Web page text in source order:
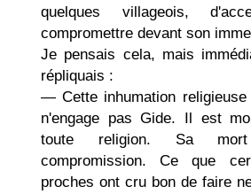
quelques villageois,
compromettre devant son
Je pensais cela, mais
répli­quais :
— Cette inhumation religieuse
n'engage pas Gide. Il est
toute religion. Sa
compromission. Ce que
proches ont cru bon de faire